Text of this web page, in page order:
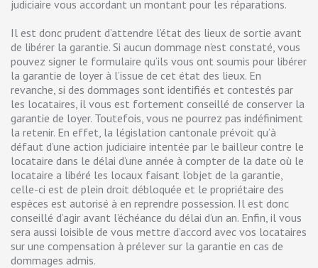
judiciaire vous accordant un montant pour les réparations.
Il est donc prudent d’attendre l’état des lieux de sortie avant
de libérer la garantie. Si aucun dommage n’est constaté, vous
pouvez signer le formulaire qu’ils vous ont soumis pour libérer
la garantie de loyer à l’issue de cet état des lieux. En
revanche, si des dommages sont identifiés et contestés par
les locataires, il vous est fortement conseillé de conserver la
garantie de loyer. Toutefois, vous ne pourrez pas indéfiniment
la retenir. En effet, la législation cantonale prévoit qu’à
défaut d’une action judiciaire intentée par le bailleur contre le
locataire dans le délai d’une année à compter de la date où le
locataire a libéré les locaux faisant l’objet de la garantie,
celle-ci est de plein droit débloquée et le propriétaire des
espèces est autorisé à en reprendre possession. Il est donc
conseillé d’agir avant l’échéance du délai d’un an. Enfin, il vous
sera aussi loisible de vous mettre d’accord avec vos locataires
sur une compensation à prélever sur la garantie en cas de
dommages admis.